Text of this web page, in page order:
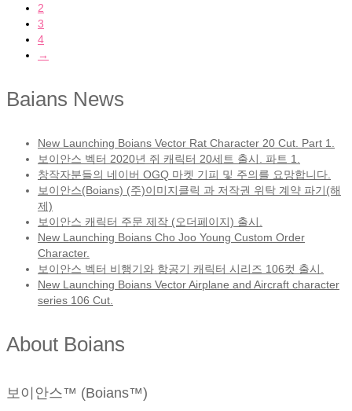
2
3
4
→
Baians News
New Launching Boians Vector Rat Character 20 Cut. Part 1.
보이안스 벡터 2020년 쥐 캐릭터 20세트 출시. 파트 1.
창작자분들의 네이버 OGQ 마켓 기피 및 주의를 요망합니다.
보이안스(Boians) (주)이미지클릭 과 저작권 위탁 계약 파기(해
제)
보이안스 캐릭터 주문 제작 (오더페이지) 출시.
New Launching Boians Cho Joo Young Custom Order
Character.
보이안스 벡터 비행기와 항공기 캐릭터 시리즈 106컷 출시.
New Launching Boians Vector Airplane and Aircraft character
series 106 Cut.
About Boians
보이안스™ (Boians™)